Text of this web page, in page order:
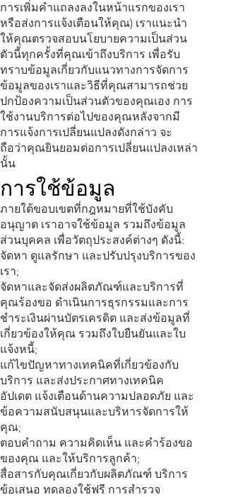
การเพิ่มคำแถลงลงในหน้าแรกของเรา
หรือส่งการแจ้งเตือนให้คุณ) เราแนะนำ
ให้คุณตรวจสอบนโยบายความเป็นส่วน
ตัวนี้ทุกครั้งที่คุณเข้าถึงบริการ เพื่อรับ
ทราบข้อมูลเกี่ยวกับแนวทางการจัดการ
ข้อมูลของเราและวิธีที่คุณสามารถช่วย
ปกป้องความเป็นส่วนตัวของคุณเอง การ
ใช้งานบริการต่อไปของคุณหลังจากมี
การแจ้งการเปลี่ยนแปลงดังกล่าว จะ
ถือว่าคุณยินยอมต่อการเปลี่ยนแปลงเหล่า
นั้น
การใช้ข้อมูล
ภายใต้ขอบเขตที่กฎหมายที่ใช้บังคับ
อนุญาต เราอาจใช้ข้อมูล รวมถึงข้อมูล
ส่วนบุคคล เพื่อวัตถุประสงค์ต่างๆ ดังนี้:
จัดหา ดูแลรักษา และปรับปรุงบริการของ
เรา;
จัดหาและจัดส่งผลิตภัณฑ์และบริการที่
คุณร้องขอ ดำเนินการธุรกรรมและการ
ชำระเงินผ่านบัตรเครดิต และส่งข้อมูลที่
เกี่ยวข้องให้คุณ รวมถึงใบยืนยันและใบ
แจ้งหนี้;
แก้ไขปัญหาทางเทคนิคที่เกี่ยวข้องกับ
บริการ และส่งประกาศทางเทคนิค
อัปเดต แจ้งเตือนด้านความปลอดภัย และ
ข้อความสนับสนุนและบริหารจัดการให้
คุณ;
ตอบคำถาม ความคิดเห็น และคำร้องขอ
ของคุณ และให้บริการลูกค้า;
สื่อสารกับคุณเกี่ยวกับผลิตภัณฑ์ บริการ
ข้อเสนอ ทดลองใช้ฟรี การสำรวจ